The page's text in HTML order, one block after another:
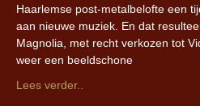
Haarlemse post-metalbelofte een
aan nieuwe muziek. En dat
Magnolia, met recht verkozen tot
weer een beeldschone
Lees verder..